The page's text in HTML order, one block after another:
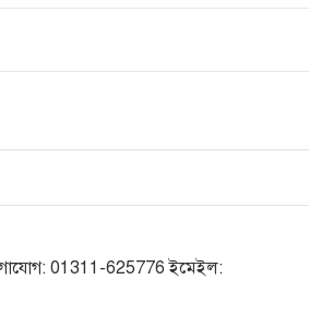
01311-625776 ইমেইল: